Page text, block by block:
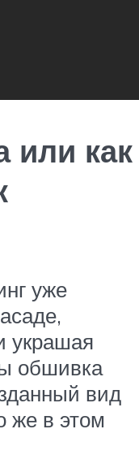
или как
уже
украшая
обшивка
вид
же в этом